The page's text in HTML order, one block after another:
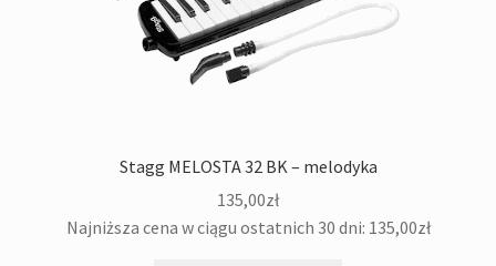
Stagg MELOSTA 32 BK – melodyka
135,00zł
Najniższa cena w ciągu ostatnich 30 dni: 135,00zł